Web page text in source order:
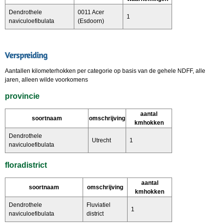
Dendrothele
naviculoefibulata
0011 Acer
(Esdoorn)
1
Verspreiding
Aantallen kilometerhokken per categorie op basis van de gehele NDFF, alle
jaren, alleen wilde voorkomens
provincie
soortnaam omschrijving
aantal
kmhokken
Dendrothele
naviculoefibulata
Utrecht 1
floradistrict
soortnaam omschrijving
aantal
kmhokken
Dendrothele
naviculoefibulata
Fluviatiel
district
1